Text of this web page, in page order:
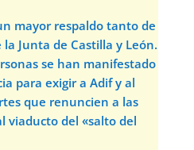
mayor respaldo tanto de
Junta de Castilla y León.
se han manifestado
para exigir a Adif y al
que renuncien a las
viaducto del «salto del